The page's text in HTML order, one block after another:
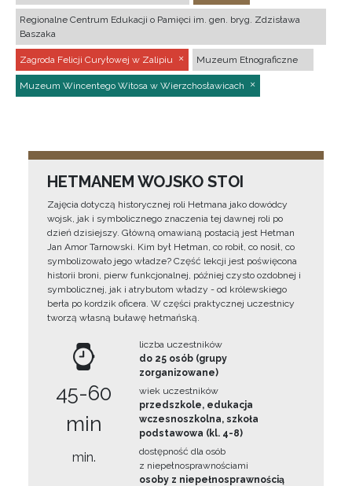
Regionalne Centrum Edukacji o Pamięci im. gen. bryg. Zdzisława
Baszaka
Zagroda Felicji Curyłowej w Zalipiu Muzeum Etnograficzne
Muzeum Wincentego Witosa w Wierzchosławicach
HETMANEM WOJSKO STOI
Zajęcia dotyczą historycznej roli Hetmana jako dowódcy
wojsk, jak i symbolicznego znaczenia tej dawnej roli po
dzień dzisiejszy. Główną omawianą postacią jest Hetman
Jan Amor Tarnowski. Kim był Hetman, co robił, co nosił, co
symbolizowało jego władze? Część lekcji jest poświęcona
historii broni, pierw funkcjonalnej, później czysto ozdobnej i
symbolicznej, jak i atrybutom władzy - od królewskiego
berła po kordzik oficera. W części praktycznej uczestnicy
tworzą własną buławę hetmańską.
45-60
min
min.
liczba uczestników
do 25 osób (grupy
zorganizowane)
wiek uczestników
przedszkole, edukacja
wczesnoszkolna, szkoła
podstawowa (kl. 4-8)
dostępność dla osób
z niepełnosprawnościami
osoby z niepełnosprawnością